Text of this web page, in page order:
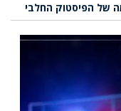
של הפיסטוק החלבי